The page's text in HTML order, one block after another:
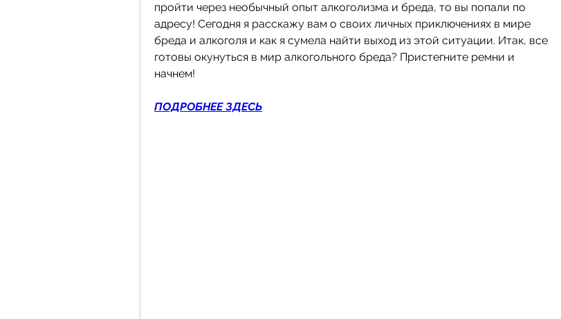
пройти через необычный опыт алкоголизма и бреда, то вы попали по
адресу! Сегодня я расскажу вам о своих личных приключениях в мире
бреда и алкоголя и как я сумела найти выход из этой ситуации. Итак, все
готовы окунуться в мир алкогольного бреда? Пристегните ремни и
начнем!
ПОДРОБНЕЕ ЗДЕСЬ